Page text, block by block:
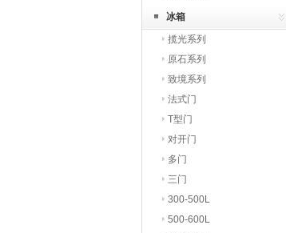
冰箱
揽光系列
原石系列
致境系列
法式门
T型门
对开门
多门
三门
300-500L
500-600L